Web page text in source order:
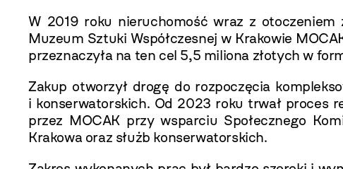
W 2019 roku nieruchomość wraz z otoczeniem
Muzeum Sztuki Współczesnej w Krakowie
przeznaczyła na ten cel 5,5 miliona złotych w
Zakup otworzył drogę do rozpoczęcia
i konserwatorskich. Od 2023 roku trwał proces
przez MOCAK przy wsparciu Społecznego
Krakowa oraz służb konserwatorskich.